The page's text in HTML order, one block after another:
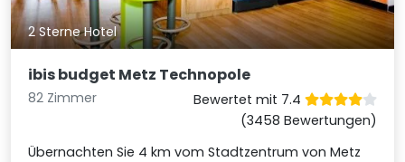
2 Sterne Hotel
ibis budget Metz Technopole
82 Zimmer
Bewertet mit 7.4
(3458 Bewertungen)
Übernachten Sie 4 km vom Stadtzentrum von Metz